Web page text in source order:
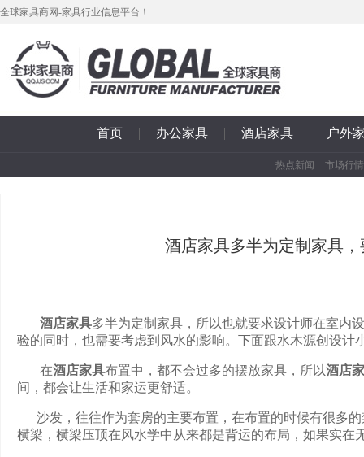
全球家具商网-家具行业信息平台！
首页 | 办公家具 | 酒店家具 | 户外
热点新闻 市场行情
酒店家具多半为定制家具
酒店家具多半为定制家具，所以也就要求设计师在室内
验的同时，也需要考虑到风水的影响。下面跟水木源创设计
在酒店家具布置中，都不会过多的摆放家具，所以酒店
间，都会让生活和家运更舒适。
沙发，往往作为套房的主要布置，在布置的时候有很多的
横梁，横梁压顶在风水学中从来都是背运的布局，如果实